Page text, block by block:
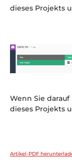
dieses Projekts
Wenn Sie
dieses Projekts
Artikel-PDF